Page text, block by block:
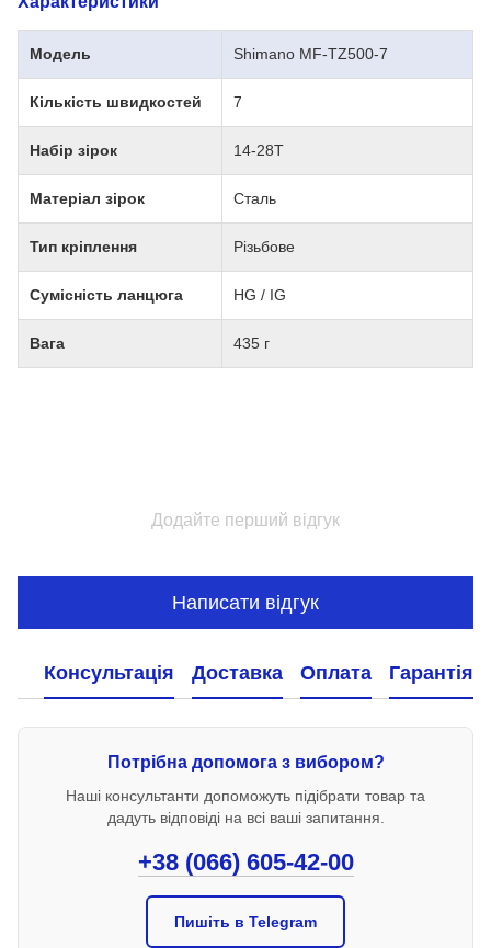
Модель Shimano MF-TZ500-7
Кількість швидкостей 7
Набір зірок 14-28T
Матеріал зірок Сталь
Тип кріплення Різьбове
Сумісність ланцюга HG / IG
Вага 435 г
Додайте перший відгук
Написати відгук
Консультація Доставка Оплата Гарантія
Потрібна допомога з вибором?
Наші консультанти допоможуть підібрати товар та
дадуть відповіді на всі ваші запитання.
+38 (066) 605-42-00
Пишіть в Telegram